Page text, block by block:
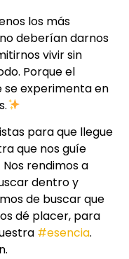
los más
deberían darnos
vivir sin
Porque el
se experimenta en
para que llegue
que nos guíe
rendimos a
dentro y
de buscar que
dé placer, para
#esencia.